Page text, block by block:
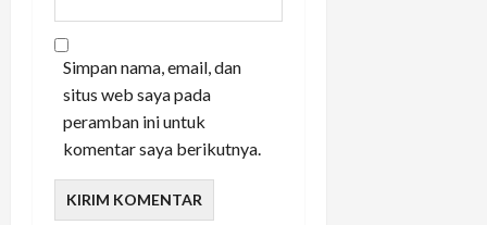
Simpan nama, email, dan
situs web saya pada
peramban ini untuk
komentar saya berikutnya.